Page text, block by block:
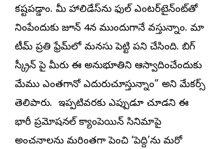
కష్టపడ్డాం. మీ హాలిడేస్‌ను ఫుల్ ఎంటర్‌టైన్‌మెంట్‌తో
నింపేందుకు జూన్ 4న ముందుగానే వస్తున్నాం. మా
టీమ్ ప్రతి ఫ్రేమ్‌లో మనసు పెట్టి పని చేసింది. బిగ్
స్క్రీన్ పై మీరు ఈ అనుభూతిని ఆస్వాదించేందుకు
మేము ఎంతగానో ఎదురుచూస్తున్నాం” అని మేకర్స్
తెలిపారు. ఇప్పటివరకు ఎప్పుడూ చూడని ఈ
భారీ ప్రమోషనల్ క్యాంపెయిన్ సినిమాపై
అంచనాలను మరింతగా పెంచి ‘పెద్ది’ను మరో